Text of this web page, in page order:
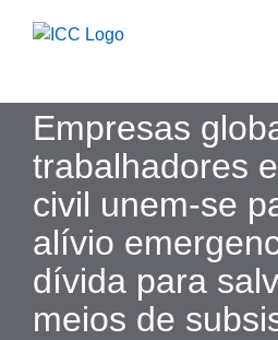
Empresas
trabalhadores
civil unem-se
alívio
dívida para
meios de